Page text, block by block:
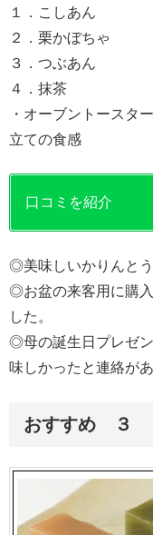
１．こしあん
２．栗かぼちゃ
３．つぶあん
４．抹茶
・オーブントースタ
立ての食感
口コミを紹介
◎美味しいかりんとう
◎お盆の来客用に購
した。
◎母の誕生日プレゼ
味しかったと連絡があ
おすすめ ３